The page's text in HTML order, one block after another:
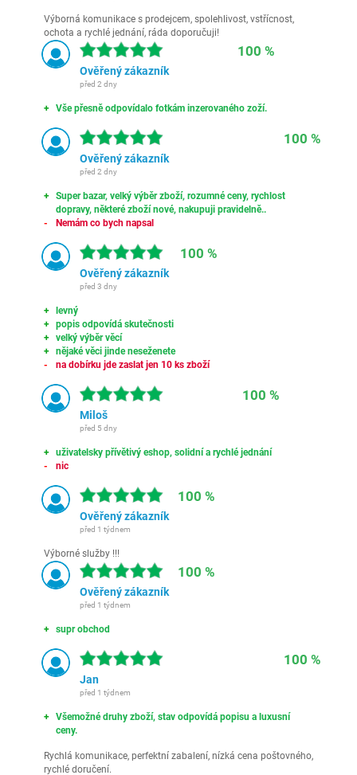
Výborná komunikace s prodejcem, spolehlivost, vstřícnost,
ochota a rychlé jednání, ráda doporučuji!
100 %
Ověřený zákazník
před 2 dny
Vše přesně odpovídalo fotkám inzerovaného zoží.
100 %
Ověřený zákazník
před 2 dny
Super bazar, velký výběr zboží, rozumné ceny, rychlost
dopravy, některé zboží nové, nakupuji pravidelně..
Nemám co bych napsal
100 %
Ověřený zákazník
před 3 dny
levný
popis odpovídá skutečnosti
velký výběr věcí
nějaké věci jinde neseženete
na dobírku jde zaslat jen 10 ks zboží
100 %
Miloš
před 5 dny
uživatelsky přívětivý eshop, solidní a rychlé jednání
nic
100 %
Ověřený zákazník
před 1 týdnem
Výborné služby !!!
100 %
Ověřený zákazník
před 1 týdnem
supr obchod
100 %
Jan
před 1 týdnem
Všemožné druhy zboží, stav odpovídá popisu a luxusní
ceny.
Rychlá komunikace, perfektní zabalení, nízká cena poštovného,
rychlé doručení.